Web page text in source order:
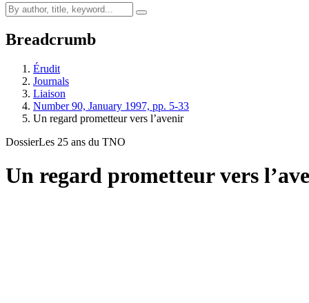
Breadcrumb
Érudit
Journals
Liaison
Number 90, January 1997, pp. 5-33
Un regard prometteur vers l’avenir
DossierLes 25 ans du TNO
Un regard prometteur vers